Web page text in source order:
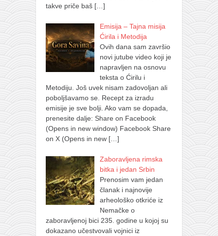
takve priče baš […]
Emisija – Tajna misija
Ćirila i Metodija
Ovih dana sam završio
novi jutube video koji je
napravljen na osnovu
teksta o Ćirilu i
Metodiju. Još uvek nisam zadovoljan ali
poboljšavamo se. Recept za izradu
emisije je sve bolji. Ako vam se dopada,
prenesite dalje: Share on Facebook
(Opens in new window) Facebook Share
on X (Opens in new […]
Zaboravljena rimska
bitka i jedan Srbin
Prenosim vam jedan
članak i najnovije
arheološko otkriće iz
Nemačke o
zaboravljenoj bici 235. godine u kojoj su
dokazano učestvovali vojnici iz